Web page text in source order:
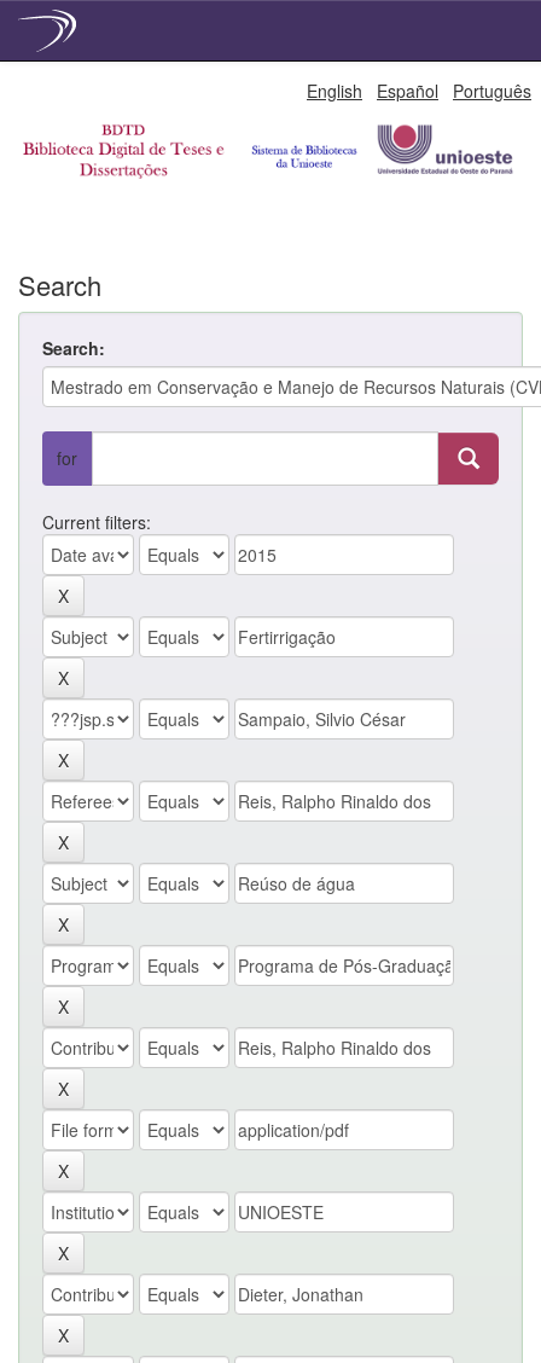
English Español Português
Search
Search:
for
Current filters: